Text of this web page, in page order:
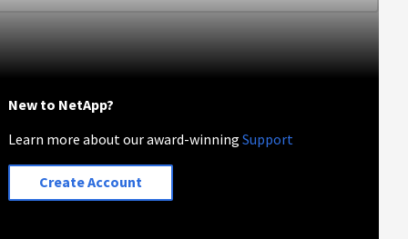
New to NetApp?
Learn more about our award-winningSupport
Create Account